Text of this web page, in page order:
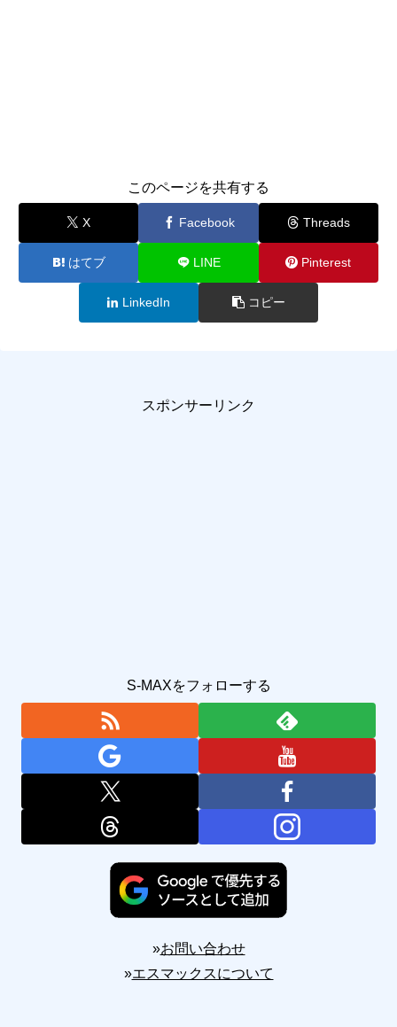
このページを共有する
X Facebook Threads
はてブ LINE Pinterest
LinkedIn コピー
スポンサーリンク
S-MAXをフォローする
»お問い合わせ
»エスマックスについて